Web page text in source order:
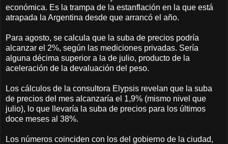
económica. Es la trampa de la estanflación en la que está
atrapada la Argentina desde que arrancó el año.
Para agosto, se calcula que la suba de precios podría
alcanzar el 2%, según las mediciones privadas. Sería
alguna décima superior a la de julio, producto de la
aceleración de la devaluación del peso.
Los cálculos de la consultora Elypsis revelan que la suba
de precios del mes alcanzaría el 1,9% (mismo nivel que
julio), lo que llevaría la suba de precios para los últimos
doce meses al 38%.
Los números coinciden con los del gobierno de la ciudad,